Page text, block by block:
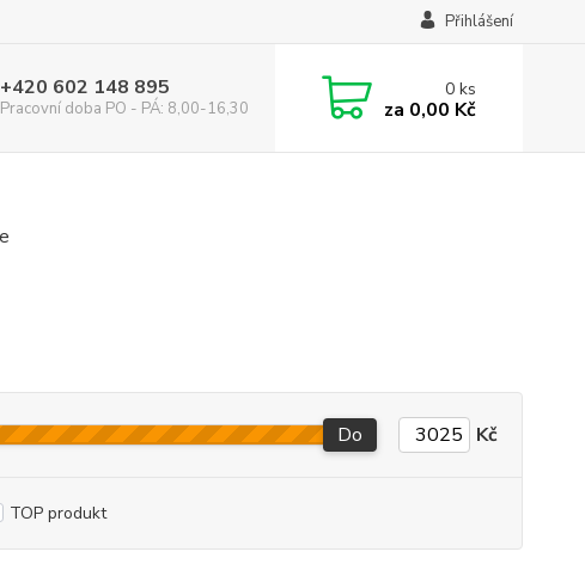
Přihlášení
+420 602 148 895
Pracovní doba PO - PÁ: 8,00-16,30
0ks
za 0,00 Kč
Do Kč
TOP produkt